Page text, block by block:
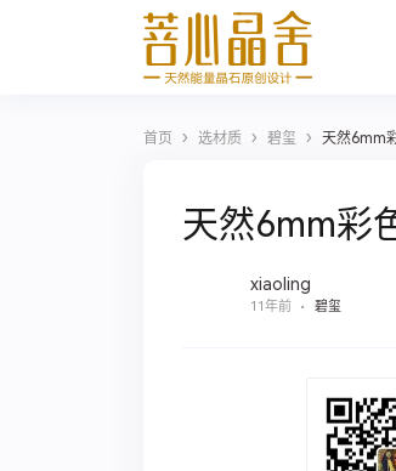
首页 › 选材质 › 碧玺 › 天然6mm
天然6mm彩
xiaoling
11年前 碧玺